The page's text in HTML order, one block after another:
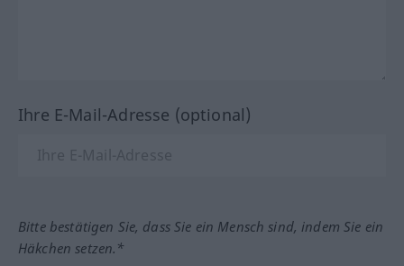
Ihre E-Mail-Adresse (optional)
Bitte bestätigen Sie, dass Sie ein Mensch sind, indem Sie ein
Häkchen setzen.*